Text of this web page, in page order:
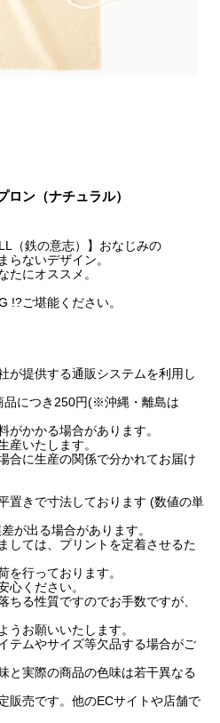
ン（ナチュラル）
（鉄の意志）】おなじみの
らないデザイン。
たにオススメ。
!?ご堪能ください。
が提供する通販システムを利用し
品につき250円(※沖縄・離島は
がかかる場合があります。
産いたします。
合に生産の関係で分かれてお届け
置きで寸法しております (数値の単
が出る場合があります。
しては、プリントを定着させるた
行っております。
ください。
る性質ですのでお手数ですが、
お願いいたします。
テムやサイズ等欠品する場合がご
と実際の商品の色味は若干異なる
販売です。他のECサイトや店舗で